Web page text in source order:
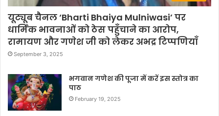
यूट्यूब चैनल ‘Bharti Bhaiya Mulniwasi’ पर
धार्मिक भावनाओं को ठेस पहुँचाने का आरोप,
रामायण और गणेश जी को लेकर अभद्र टिप्पणियाँ
September 3, 2025
भगवान गणेश की पूजा में करें इस स्तोत्र का
पाठ
February 19, 2025